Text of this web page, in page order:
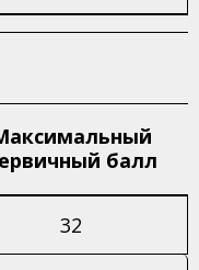
балл
32